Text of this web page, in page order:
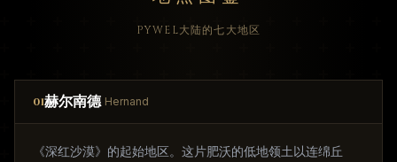
PYWEL大陆的七大地区
01赫尔南德 Hernand
《深红沙漠》的起始地区。这片肥沃的低地领土以连绵丘